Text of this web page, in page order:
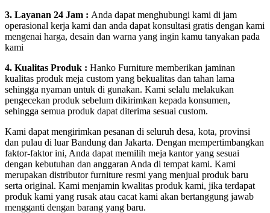
3. Layanan 24 Jam : Anda dapat menghubungi kami di jam
operasional kerja kami dan anda dapat konsultasi gratis dengan kami
mengenai harga, desain dan warna yang ingin kamu tanyakan pada
kami
4. Kualitas Produk : Hanko Furniture memberikan jaminan
kualitas produk meja custom yang bekualitas dan tahan lama
sehingga nyaman untuk di gunakan. Kami selalu melakukan
pengecekan produk sebelum dikirimkan kepada konsumen,
sehingga semua produk dapat diterima sesuai custom.
Kami dapat mengirimkan pesanan di seluruh desa, kota, provinsi
dan pulau di luar Bandung dan Jakarta. Dengan mempertimbangkan
faktor-faktor ini, Anda dapat memilih meja kantor yang sesuai
dengan kebutuhan dan anggaran Anda di tempat kami. Kami
merupakan distributor furniture resmi yang menjual produk baru
serta original. Kami menjamin kwalitas produk kami, jika terdapat
produk kami yang rusak atau cacat kami akan bertanggung jawab
mengganti dengan barang yang baru.